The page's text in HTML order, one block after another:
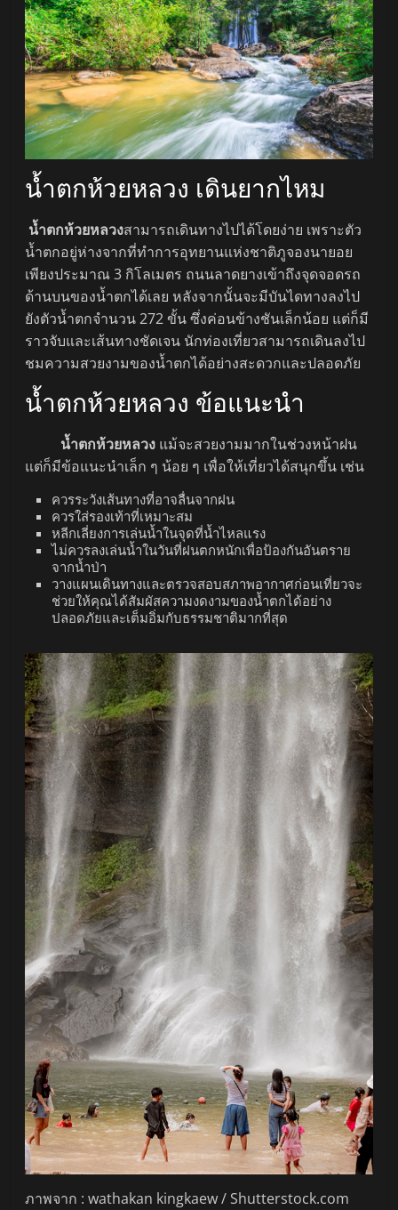
น้ำตกห้วยหลวง เดินยากไหม
น้ำตกห้วยหลวงสามารถเดินทางไปได้โดยง่าย เพราะตัว
น้ำตกอยู่ห่างจากที่ทำการอุทยานแห่งชาติภูจองนายอย
เพียงประมาณ 3 กิโลเมตร ถนนลาดยางเข้าถึงจุดจอดรถ
ด้านบนของน้ำตกได้เลย หลังจากนั้นจะมีบันไดทางลงไป
ยังตัวน้ำตกจำนวน 272 ขั้น ซึ่งค่อนข้างชันเล็กน้อย แต่ก็มี
ราวจับและเส้นทางชัดเจน นักท่องเที่ยวสามารถเดินลงไป
ชมความสวยงามของน้ำตกได้อย่างสะดวกและปลอดภัย
น้ำตกห้วยหลวง ข้อแนะนำ
น้ำตกห้วยหลวง แม้จะสวยงามมากในช่วงหน้าฝน
แต่ก็มีข้อแนะนำเล็ก ๆ น้อย ๆ เพื่อให้เที่ยวได้สนุกขึ้น เช่น
ควรระวังเส้นทางที่อาจลื่นจากฝน
ควรใส่รองเท้าที่เหมาะสม
หลีกเลี่ยงการเล่นน้ำในจุดที่น้ำไหลแรง
ไม่ควรลงเล่นน้ำในวันที่ฝนตกหนักเพื่อป้องกันอันตราย
จากน้ำป่า
วางแผนเดินทางและตรวจสอบสภาพอากาศก่อนเที่ยวจะ
ช่วยให้คุณได้สัมผัสความงดงามของน้ำตกได้อย่าง
ปลอดภัยและเต็มอิ่มกับธรรมชาติมากที่สุด
ภาพจาก : wathakan kingkaew / Shutterstock.com